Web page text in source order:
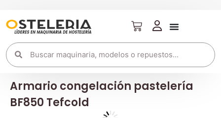
Armario congelación pastelería
BF850 Tefcold